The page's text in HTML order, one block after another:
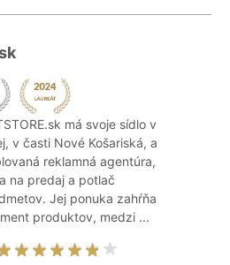
má svoje sídlo v
v časti Nové Košariská, a
reklamná agentúra,
na predaj a potlač
Jej ponuka zahŕňa
produktov, medzi ...